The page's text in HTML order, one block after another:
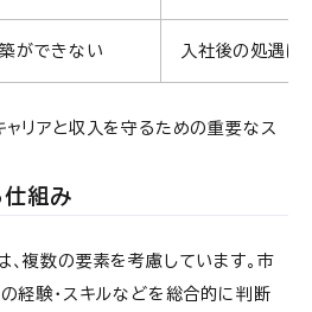
ができない 入社後の処遇に
リアと収入を守るための重要なス
組み
複数の要素を考慮しています。市
経験・スキルなどを総合的に判断